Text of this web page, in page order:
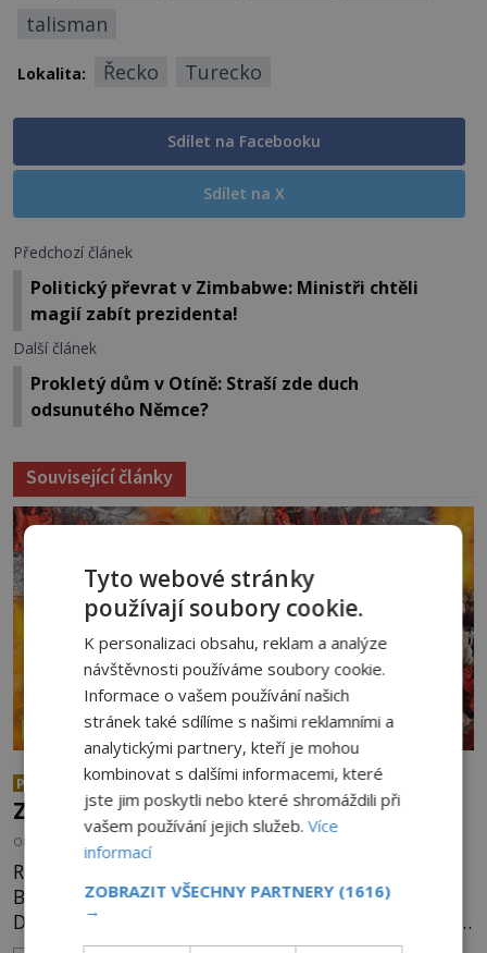
talisman
Lokalita: Řecko Turecko
Sdílet na Facebooku
Sdílet na X
Předchozí článek
Politický převrat v Zimbabwe: Ministři chtěli
magií zabít prezidenta!
Další článek
Prokletý dům v Otíně: Straší zde duch
odsunutého Němce?
Související články
ZÁZRAKY
PREMIUM
Chůze po žhavých uhlících:
Zázrak nebo podvod?
OD KAROLÍNA TRNKOVÁ 4.8.2026
Rituál chůze po žhavých uhlících je zmiňován i v
Bibli, první zmínky ale pochází už z doby železné.
Dnes je využíván nejrůznějšími šamany k nalezení
spirituální síly či vnitřního klidu. Jak funguje a proč
Tyto webové stránky
používají soubory cookie.
K personalizaci obsahu, reklam a analýze
návštěvnosti používáme soubory cookie.
Informace o vašem používání našich
stránek také sdílíme s našimi reklamními a
analytickými partnery, kteří je mohou
kombinovat s dalšími informacemi, které
jste jim poskytli nebo které shromáždili při
vašem používání jejich služeb.Více
informací
ZOBRAZIT VŠECHNY PARTNERY (1616)
→